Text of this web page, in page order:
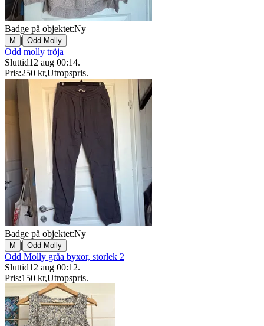
Badge på objektet:Ny
M | Odd Molly
Odd molly tröja
Sluttid12 aug 00:14.
Pris:250 kr,Utropspris.
Badge på objektet:Ny
M | Odd Molly
Odd Molly gråa byxor, storlek 2
Sluttid12 aug 00:12.
Pris:150 kr,Utropspris.